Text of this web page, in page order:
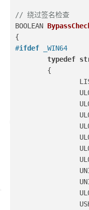
// 绕过签名检查
BOOLEAN
{
#ifdef _WIN64
typedef
	{